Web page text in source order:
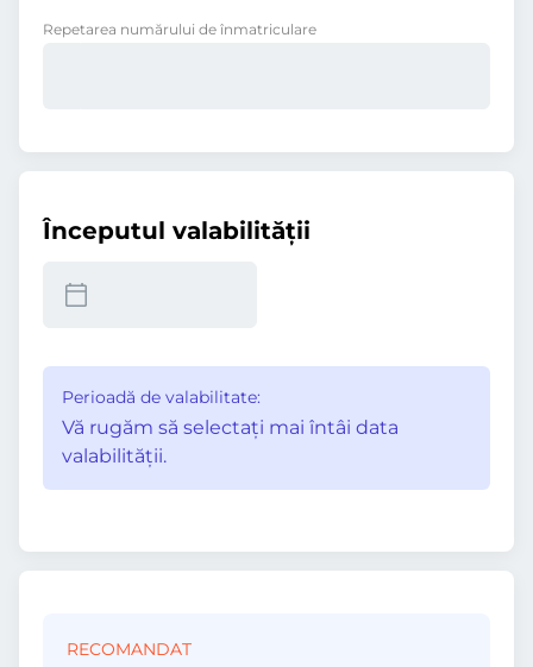
Repetarea numărului de înmatriculare
Începutul valabilităţii
Perioadă de valabilitate:
Vă rugăm să selectaţi mai întâi data
valabilităţii.
RECOMANDAT